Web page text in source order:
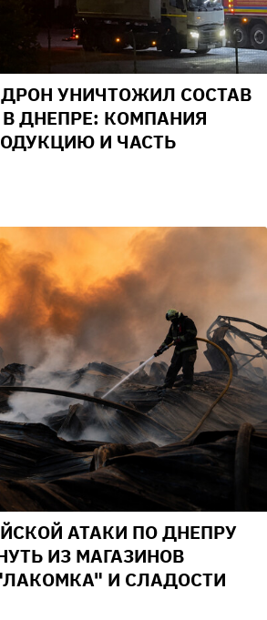
УНИЧТОЖИЛ СОСТАВ
ДНЕПРЕ: КОМПАНИЯ
И ЧАСТЬ
АТАКИ ПО ДНЕПРУ
ИЗ МАГАЗИНОВ
И СЛАДОСТИ